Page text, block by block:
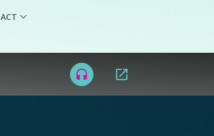
headset open_in_new